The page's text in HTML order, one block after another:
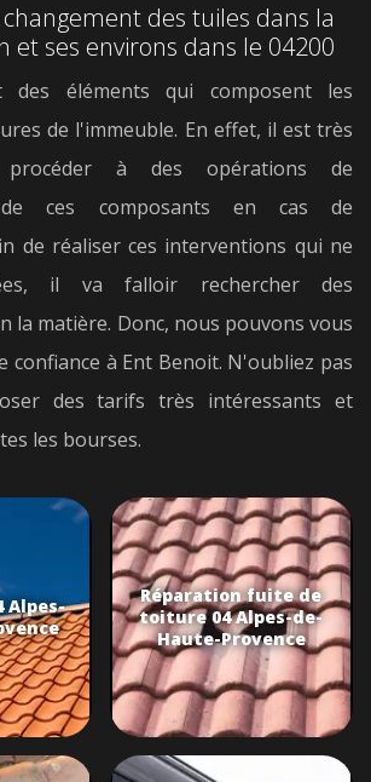
des tuiles dans la
et ses environs dans le 04200
des éléments qui composent les
de l'immeuble. En effet, il est très
à des opérations de
de ces composants en cas de
de réaliser ces interventions qui ne
il va falloir rechercher des
la matière. Donc, nous pouvons vous
confiance à Ent Benoit. N'oubliez pas
des tarifs très intéressants et
les bourses.
Alpes-
Réparation fuite de
toiture 04 Alpes-de-
Haute-Provence